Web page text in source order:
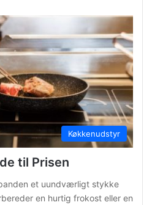
Køkkenudstyr
til Prisen
et uundværligt stykke
en hurtig frokost eller en